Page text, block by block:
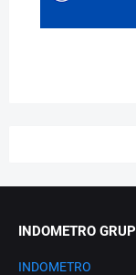
INDOMETRO GRUP
INDOMETRO